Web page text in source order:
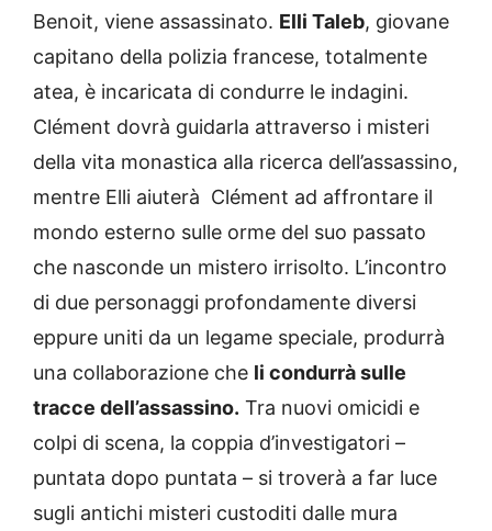
Benoit, viene assassinato. Elli Taleb, giovane
capitano della polizia francese, totalmente
atea, è incaricata di condurre le indagini.
Clément dovrà guidarla attraverso i misteri
della vita monastica alla ricerca dell’assassino,
mentre Elli aiuterà Clément ad affrontare il
mondo esterno sulle orme del suo passato
che nasconde un mistero irrisolto. L’incontro
di due personaggi profondamente diversi
eppure uniti da un legame speciale, produrrà
una collaborazione che li condurrà sulle
tracce dell’assassino. Tra nuovi omicidi e
colpi di scena, la coppia d’investigatori –
puntata dopo puntata – si troverà a far luce
sugli antichi misteri custoditi dalle mura